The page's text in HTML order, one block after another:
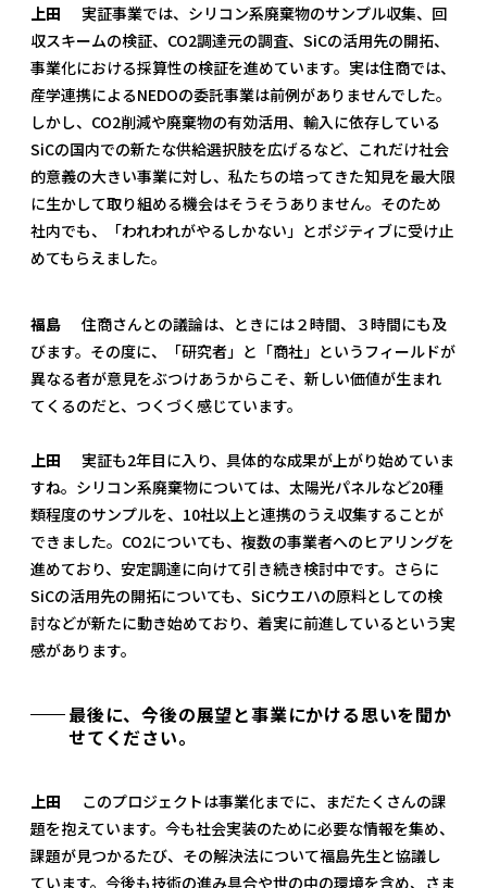
上田
実証事業では、シリコン系廃棄物のサンプル収集、回
収スキームの検証、CO2調達元の調査、SiCの活用先の開拓、
事業化における採算性の検証を進めています。実は住商では、
産学連携によるNEDOの委託事業は前例がありませんでした。
しかし、CO2削減や廃棄物の有効活用、輸入に依存している
SiCの国内での新たな供給選択肢を広げるなど、これだけ社会
的意義の大きい事業に対し、私たちの培ってきた知見を最大限
に生かして取り組める機会はそうそうありません。そのため
社内でも、「われわれがやるしかない」とポジティブに受け止
めてもらえました。
福島
住商さんとの議論は、ときには２時間、３時間にも及
びます。その度に、「研究者」と「商社」というフィールドが
異なる者が意見をぶつけあうからこそ、新しい価値が生まれ
てくるのだと、つくづく感じています。
上田
実証も2年目に入り、具体的な成果が上がり始めていま
すね。シリコン系廃棄物については、太陽光パネルなど20種
類程度のサンプルを、10社以上と連携のうえ収集することが
できました。CO2についても、複数の事業者へのヒアリングを
進めており、安定調達に向けて引き続き検討中です。さらに
SiCの活用先の開拓についても、SiCウエハの原料としての検
討などが新たに動き始めており、着実に前進しているという実
感があります。
最後に、今後の展望と事業にかける思いを聞か
せてください。
上田
このプロジェクトは事業化までに、まだたくさんの課
題を抱えています。今も社会実装のために必要な情報を集め、
課題が見つかるたび、その解決法について福島先生と協議し
ています。今後も技術の進み具合や世の中の環境を含め、さま